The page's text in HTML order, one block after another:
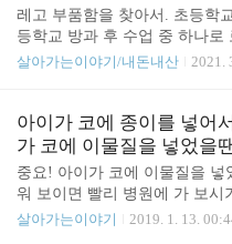
이들이 문이 제대로 잠겼는지
구를 언제 만들까 했는데요. 마
집에 오면 할 일(주로 숙제)하는
서 어떻게 할까 고민하고 있었
문구를 만들게 되었습니다. 이
쇼에서 작성하였습니다...
레고 부품함을 찾아서. 초등학
등학교 방과 후 수업 중 하나로
다. 로봇키트는 레고 테크닉 부
에서 플라팜 미니 리빙 박스를
배송으로 주문해서 하루 만에
가 소, 대 두 가지가 있는데 둘
이 대 사이즈이고 오른쪽이 소
열었을 때의 첫인상은 반찬통
서 들어가 있을 줄 알았는데 떨
살아가는이야기/내돈내산 2021.
아이가 코에 종이를 넣어
가 코에 이물질을 넣었을
중요! 아이가 코에 이물질을 넣
워 보이면 빨리 병원에 가 보시
다녀 왔네요. 다행히 초진에서
살아가는이야기 2019. 1. 13.